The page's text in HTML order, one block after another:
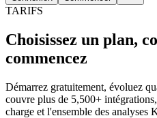
TARIFS
Choisissez un plan,
commencez
Démarrez gratuitement, évoluez
couvre plus de 5,500+
charge et l'ensemble des analyses